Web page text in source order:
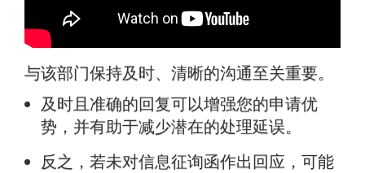
与该部门保持及时、清晰的沟通至关重要。
及时且准确的回复可以增强您的申请优
势，并有助于减少潜在的处理延误。
反之，若未对信息征询函作出回应，可能